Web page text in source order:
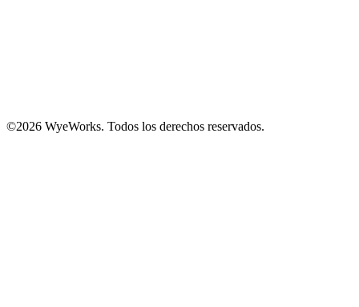
©2026 WyeWorks. Todos los derechos reservados.